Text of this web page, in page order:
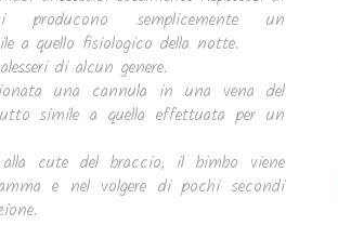
semplicemente un
a quello fisiologico della notte.
di alcun genere.
una cannula in una vena del
simile a quella effettuata per un
cute del braccio, il bimbo viene
e nel volgere di pochi secondi